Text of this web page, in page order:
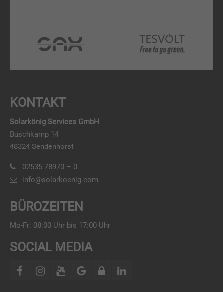
KONTAKT
Solarkönig Services GmbH
Buschkamp 14
48324 Sendenhorst
02535 78970 – 0
info@solarkoenig.com
BÜROZEITEN
Mo-Fr: 08:00 Uhr bis 17:00 Uhr
SOCIAL MEDIA